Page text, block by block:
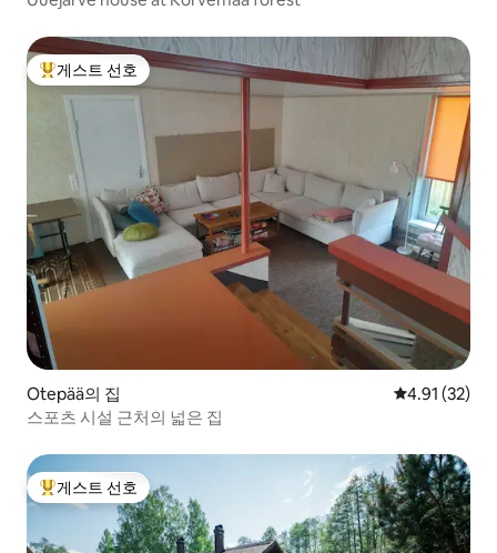
상위 게스트 선호
게스트 선호
Otepää의 집 평점 4.91점
4.91 (32)
스포츠 시설 근처의 넓은 집
상위 게스트 선호
게스트 선호